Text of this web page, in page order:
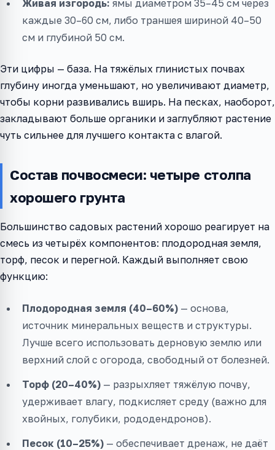
Живая изгородь: ямы диаметром 35–45 см через
каждые 30–60 см, либо траншея шириной 40–50
см и глубиной 50 см.
Эти цифры — база. На тяжёлых глинистых почвах
глубину иногда уменьшают, но увеличивают диаметр,
чтобы корни развивались вширь. На песках, наоборот,
закладывают больше органики и заглубляют растение
чуть сильнее для лучшего контакта с влагой.
Состав почвосмеси: четыре столпа
хорошего грунта
Большинство садовых растений хорошо реагирует на
смесь из четырёх компонентов: плодородная земля,
торф, песок и перегной. Каждый выполняет свою
функцию:
Плодородная земля (40–60%) — основа,
источник минеральных веществ и структуры.
Лучше всего использовать дерновую землю или
верхний слой с огорода, свободный от болезней.
Торф (20–40%) — разрыхляет тяжёлую почву,
удерживает влагу, подкисляет среду (важно для
хвойных, голубики, рододендронов).
Песок (10–25%) — обеспечивает дренаж, не даёт